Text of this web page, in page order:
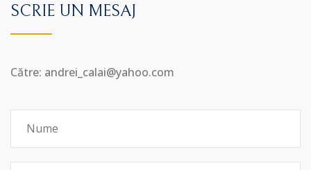
SCRIE UN MESAJ
Către: andrei_calai@yahoo.com